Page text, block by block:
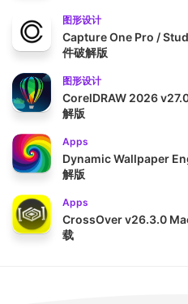
图形设计
Capture One Pro /
件破解版
图形设计
CorelDRAW 2026
解版
Apps
Dynamic Wallpaper
解版
Apps
CrossOver v26.3.0
载